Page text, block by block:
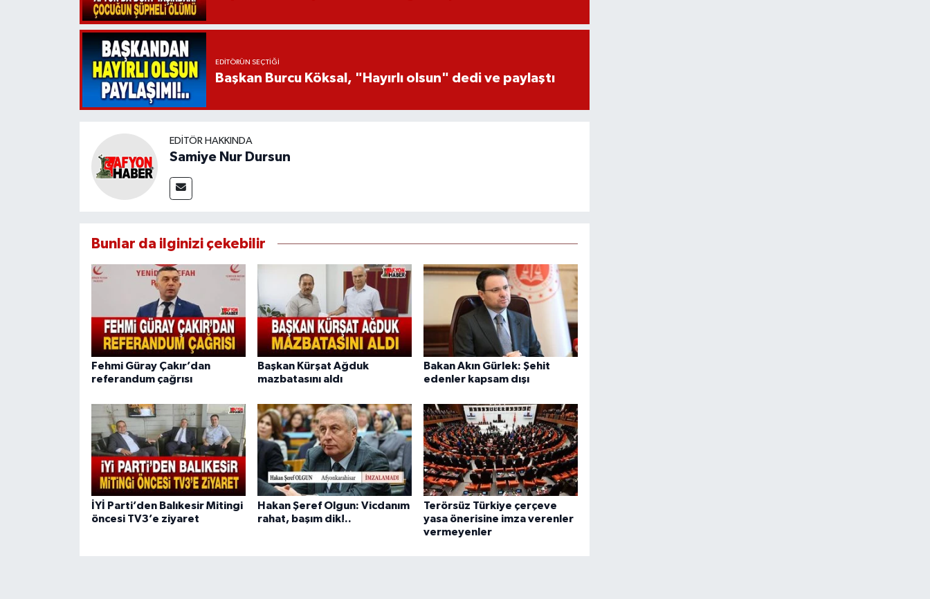
EDITÖRÜN SEÇTIĞI
Başkan Burcu Köksal, "Hayırlı olsun" dedi ve paylaştı
EDITÖR HAKKINDA
Samiye Nur Dursun
Bunlar da ilginizi çekebilir
Fehmi Güray Çakır’dan
referandum çağrısı
Başkan Kürşat Ağduk
mazbatasını aldı
Bakan Akın Gürlek: Şehit
edenler kapsam dışı
İYİ Parti’den Balıkesir Mitingi
öncesi TV3’e ziyaret
Hakan Şeref Olgun: Vicdanım
rahat, başım dik!..
Terörsüz Türkiye çerçeve
yasa önerisine imza verenler
vermeyenler